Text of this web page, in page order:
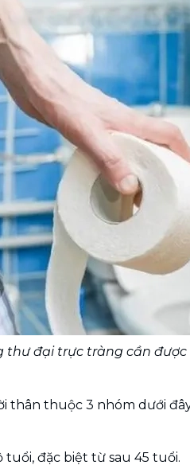
thư đại trực tràng cần
thân thuộc 3 nhóm dưới
đặc biệt từ sau 45 tuổi.